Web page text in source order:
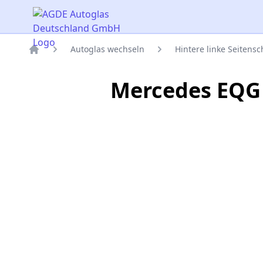
AGDE Autoglas Deutschland GmbH
Autoglas wechseln Hintere linke
Mercedes